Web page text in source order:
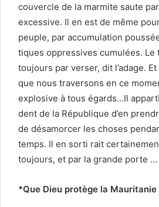
couvercle de la marmite saute
excessive. Il en est de même
peuple, par accumulation
tiques oppressives cumulées.
toujours par verser, dit l’adage.
que nous traversons en ce
explosive à tous égards…Il
dent de la République d’en
de désamorcer les choses
temps. Il en sorti rait
toujours, et par la grande porte …
*Que Dieu protège la Mauritanie